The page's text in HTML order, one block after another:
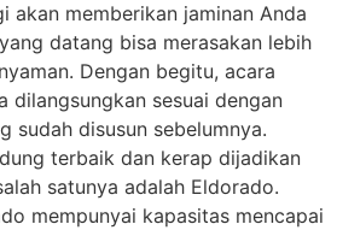
akan memberikan jaminan Anda
datang bisa merasakan lebih
Dengan begitu, acara
dilangsungkan sesuai dengan
sudah disusun sebelumnya.
terbaik dan kerap dijadikan
satunya adalah Eldorado.
mempunyai kapasitas mencapai